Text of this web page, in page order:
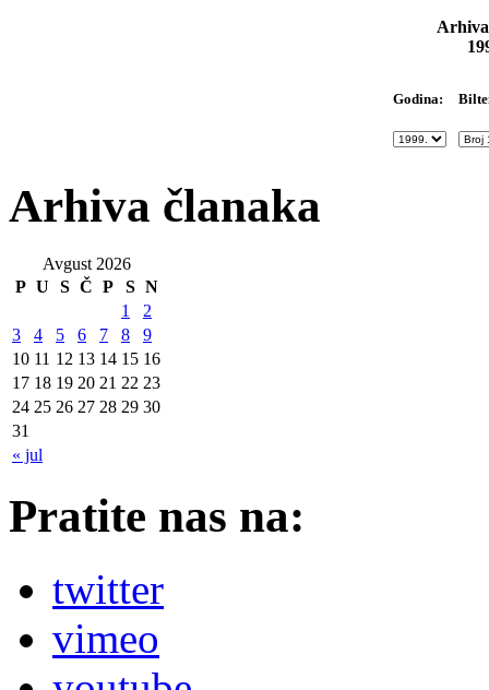
Godina:
Arhiva članaka
Avgust 2026
P U S Č P S N
« jul
1
2
3
4 5 6 7 8
9
10 11 12 13 14 15 16
17 18 19 20 21 22 23
24 25 26 27 28 29 30
31
Pratite nas na:
twitter
vimeo